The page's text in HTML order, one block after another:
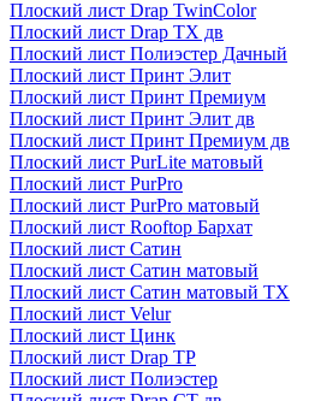
Плоский лист Drap TwinColor
Плоский лист Drap ТХ дв
Плоский лист Полиэстер Дачный
Плоский лист Принт Элит
Плоский лист Принт Премиум
Плоский лист Принт Элит дв
Плоский лист Принт Премиум дв
Плоский лист PurLite матовый
Плоский лист PurPro
Плоский лист PurPro матовый
Плоский лист Rooftop Бархат
Плоский лист Сатин
Плоский лист Сатин матовый
Плоский лист Сатин матовый TX
Плоский лист Velur
Плоский лист Цинк
Плоский лист Drap ТР
Плоский лист Полиэстер